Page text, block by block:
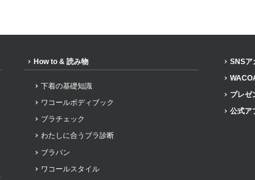
How to & 読み物
下着の基礎知識
ワコールボディブック
ブラチェック
わたしに合うブラ診断
ブラパン
ワコールスタイル
SNSア
プレゼ
公式ア